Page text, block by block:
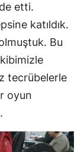
etti.
katıldık.
Bu
tecrübelerle
oyun